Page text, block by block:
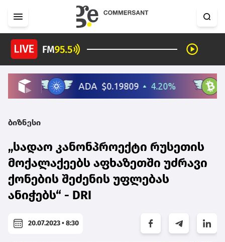
ბიზნესი
„სადაო კანონპროექტი რუსეთის
მოქალაქეებს აფხაზეთში უძრავი
ქონების შეძენის უფლებას
ანიჭებს“ - DRI
20.07.2023 • 8:30